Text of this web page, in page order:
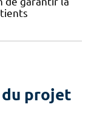
du projet